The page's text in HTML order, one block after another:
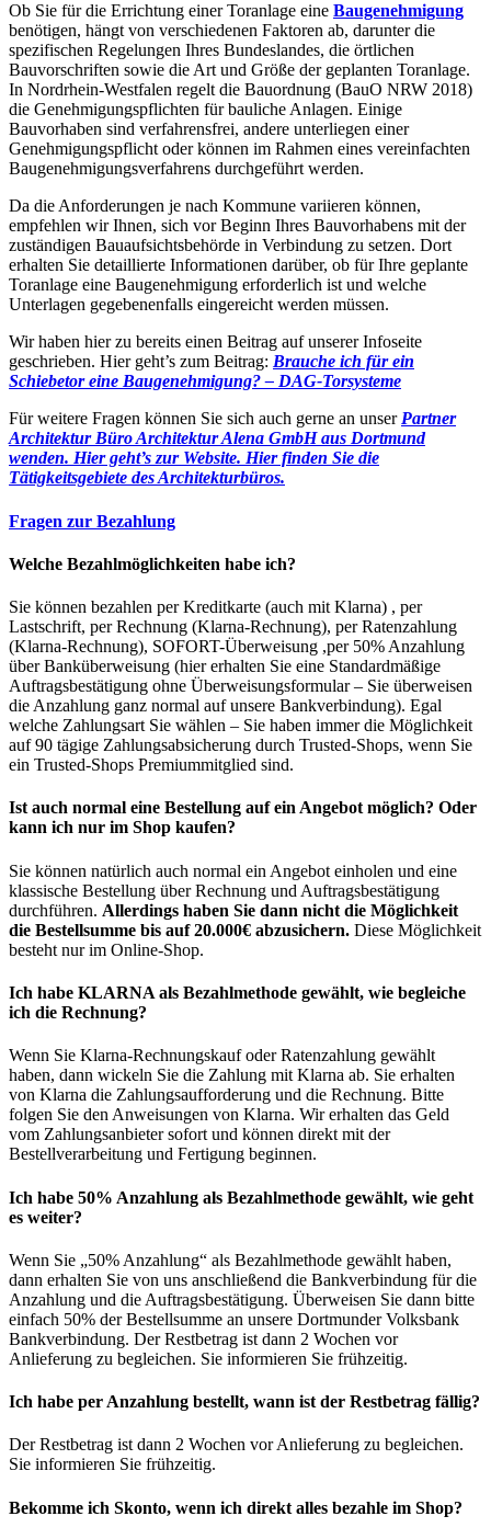
Ob Sie für die Errichtung einer Toranlage eine Baugenehmigung
benötigen, hängt von verschiedenen Faktoren ab, darunter die
spezifischen Regelungen Ihres Bundeslandes, die örtlichen
Bauvorschriften sowie die Art und Größe der geplanten Toranlage.
In Nordrhein-Westfalen regelt die Bauordnung (BauO NRW 2018)
die Genehmigungspflichten für bauliche Anlagen. Einige
Bauvorhaben sind verfahrensfrei, andere unterliegen einer
Genehmigungspflicht oder können im Rahmen eines vereinfachten
Baugenehmigungsverfahrens durchgeführt werden.
Da die Anforderungen je nach Kommune variieren können,
empfehlen wir Ihnen, sich vor Beginn Ihres Bauvorhabens mit der
zuständigen Bauaufsichtsbehörde in Verbindung zu setzen. Dort
erhalten Sie detaillierte Informationen darüber, ob für Ihre geplante
Toranlage eine Baugenehmigung erforderlich ist und welche
Unterlagen gegebenenfalls eingereicht werden müssen.
Wir haben hier zu bereits einen Beitrag auf unserer Infoseite
geschrieben. Hier geht’s zum Beitrag: Brauche ich für ein
Schiebetor eine Baugenehmigung? – DAG-Torsysteme
Für weitere Fragen können Sie sich auch gerne an unser Partner
Architektur Büro Architektur Alena GmbH aus Dortmund
wenden. Hier geht’s zur Website. Hier finden Sie die
Tätigkeitsgebiete des Architekturbüros.
Fragen zur Bezahlung
Welche Bezahlmöglichkeiten habe ich?
Sie können bezahlen per Kreditkarte (auch mit Klarna) , per
Lastschrift, per Rechnung (Klarna-Rechnung), per Ratenzahlung
(Klarna-Rechnung), SOFORT-Überweisung ,per 50% Anzahlung
über Banküberweisung (hier erhalten Sie eine Standardmäßige
Auftragsbestätigung ohne Überweisungsformular – Sie überweisen
die Anzahlung ganz normal auf unsere Bankverbindung). Egal
welche Zahlungsart Sie wählen – Sie haben immer die Möglichkeit
auf 90 tägige Zahlungsabsicherung durch Trusted-Shops, wenn Sie
ein Trusted-Shops Premiummitglied sind.
Ist auch normal eine Bestellung auf ein Angebot möglich? Oder
kann ich nur im Shop kaufen?
Sie können natürlich auch normal ein Angebot einholen und eine
klassische Bestellung über Rechnung und Auftragsbestätigung
durchführen. Allerdings haben Sie dann nicht die Möglichkeit
die Bestellsumme bis auf 20.000€ abzusichern. Diese Möglichkeit
besteht nur im Online-Shop.
Ich habe KLARNA als Bezahlmethode gewählt, wie begleiche
ich die Rechnung?
Wenn Sie Klarna-Rechnungskauf oder Ratenzahlung gewählt
haben, dann wickeln Sie die Zahlung mit Klarna ab. Sie erhalten
von Klarna die Zahlungsaufforderung und die Rechnung. Bitte
folgen Sie den Anweisungen von Klarna. Wir erhalten das Geld
vom Zahlungsanbieter sofort und können direkt mit der
Bestellverarbeitung und Fertigung beginnen.
Ich habe 50% Anzahlung als Bezahlmethode gewählt, wie geht
es weiter?
Wenn Sie „50% Anzahlung“ als Bezahlmethode gewählt haben,
dann erhalten Sie von uns anschließend die Bankverbindung für die
Anzahlung und die Auftragsbestätigung. Überweisen Sie dann bitte
einfach 50% der Bestellsumme an unsere Dortmunder Volksbank
Bankverbindung. Der Restbetrag ist dann 2 Wochen vor
Anlieferung zu begleichen. Sie informieren Sie frühzeitig.
Ich habe per Anzahlung bestellt, wann ist der Restbetrag fällig?
Der Restbetrag ist dann 2 Wochen vor Anlieferung zu begleichen.
Sie informieren Sie frühzeitig.
Bekomme ich Skonto, wenn ich direkt alles bezahle im Shop?